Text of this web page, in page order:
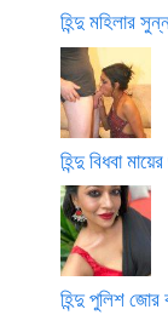
হিন্দু মহিলার
হিন্দু বিধবা
হিন্দু পুলিশ